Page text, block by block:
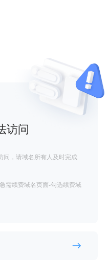
访问
问，请域名所有人及时完成
需续费域名页面-勾选续费域